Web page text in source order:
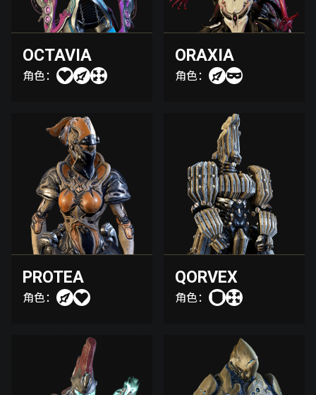
OCTAVIA
角色：
ORAXIA
角色：
PROTEA
角色：
QORVEX
角色：